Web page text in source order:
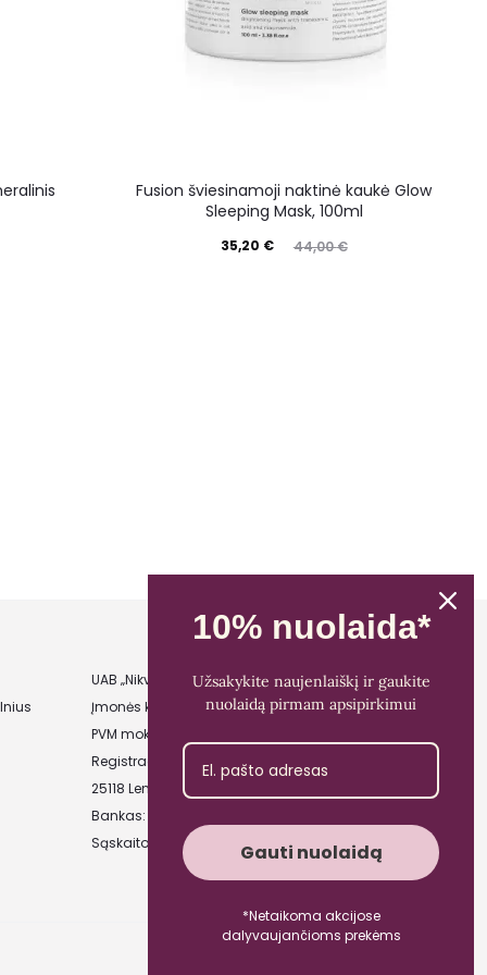
Fusion šviesinamoji naktinė kaukė Glow
Sleeping Mask, 100ml
44,00€
35,20 €
UAB „Nikvera”
Įmonės kodas: 303481944
PVM mokėtojo kodas: LT100011828014
Registracijos adresas: Bažnyčios g. 23-36,
25118 Lentvaris, Trakų r.
Bankas: Paysera LT
Sąskaitos Nr.: LT89 3500 0100 0165 5773
10% nuolaida*
Užsakykite naujenlaiškį ir gaukite
nuolaidą pirmam apsipirkimui
Gauti nuolaidą
*Netaikoma akcijose
dalyvaujančioms prekėms